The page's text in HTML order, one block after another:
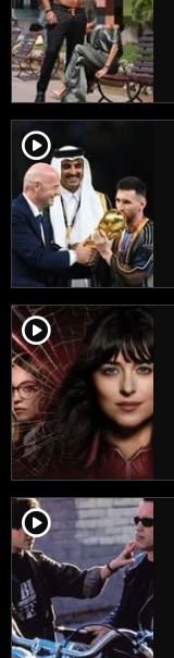
player2
player2
player2